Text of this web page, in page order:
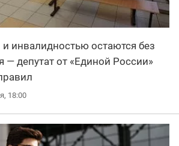
инвалидностью остаются без
— депутат от «Единой России»
18:00